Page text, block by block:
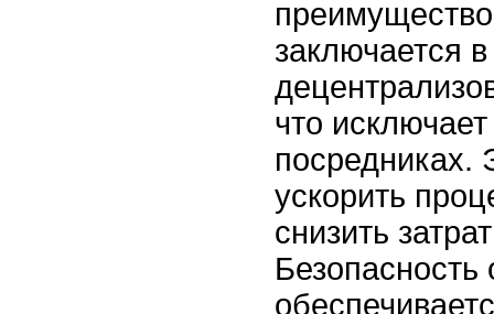
заключается в
что
посредниках.
ускорить
снизить
Безопасность